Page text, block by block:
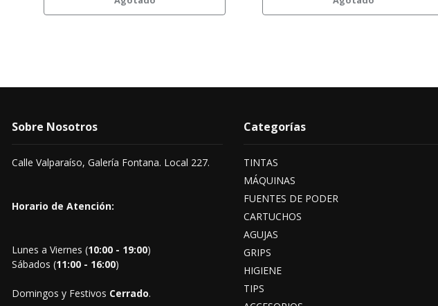
Sobre Nosotros
Calle Valparaíso, Galería Fontana. Local 227.
Horario de Atención:
Lunes a Viernes (10:00 - 19:00)
Sábados (11:00 - 16:00)
Domingos y Festivos Cerrado.
Categorías
TINTAS
MÁQUINAS
FUENTES DE PODER
CARTUCHOS
AGUJAS
GRIPS
HIGIENE
TIPS